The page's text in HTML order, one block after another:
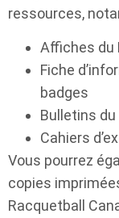
ressources,
Affiches du
Fiche
badges
Bulletins
Cahiers
Vous pourrez
copies
Racquetball